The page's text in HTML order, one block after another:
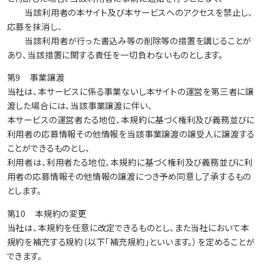
当該利用者の本サイト及び本サービスへのアクセスを禁止し、
応募を抹消し、
当該利用者が行った書込み等の削除等の措置を講じることが
あり、当該措置に関する責任を一切負わないものとします。
第9 事業譲渡
当社は、本サービスに係る事業ないし本サイトの運営を第三者に譲
渡した場合には、当該事業譲渡に伴い、
本サービスの運営者たる地位、本規約に基づく権利及び義務並びに
利用者の応募情報その他情報を当該事業譲渡の譲受人に譲渡する
ことができるものとし、
利用者は、利用者たる地位、本規約に基づく権利及び義務並びに利
用者の応募情報その他情報の譲渡につき予め同意し了承するもの
とします。
第10 本規約の変更
当社は、本規約を任意に改定できるものとし、また当社において本
規約を補充する規約（以下「補充規約」といいます。）を定めることが
できます。